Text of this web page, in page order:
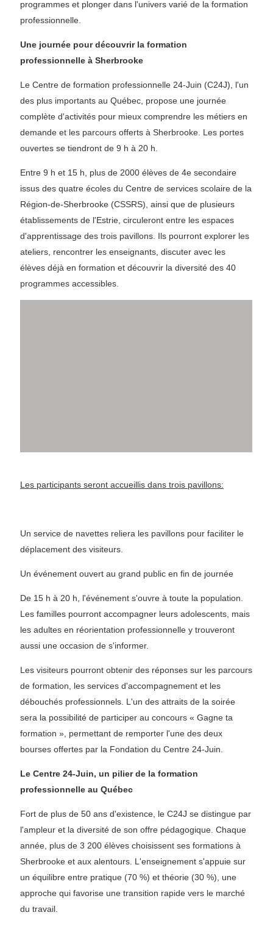
programmes et plonger dans l'univers varié de la formation
professionnelle.
Une journée pour découvrir la formation
professionnelle à Sherbrooke
Le Centre de formation professionnelle 24-Juin (C24J), l'un
des plus importants au Québec, propose une journée
complète d'activités pour mieux comprendre les métiers en
demande et les parcours offerts à Sherbrooke. Les portes
ouvertes se tiendront de 9 h à 20 h.
Entre 9 h et 15 h, plus de 2000 élèves de 4e secondaire
issus des quatre écoles du Centre de services scolaire de la
Région-de-Sherbrooke (CSSRS), ainsi que de plusieurs
établissements de l'Estrie, circuleront entre les espaces
d'apprentissage des trois pavillons. Ils pourront explorer les
ateliers, rencontrer les enseignants, discuter avec les
élèves déjà en formation et découvrir la diversité des 40
programmes accessibles.
Les participants seront accueillis dans trois pavillons:
Un service de navettes reliera les pavillons pour faciliter le
déplacement des visiteurs.
Un événement ouvert au grand public en fin de journée
De 15 h à 20 h, l'événement s'ouvre à toute la population.
Les familles pourront accompagner leurs adolescents, mais
les adultes en réorientation professionnelle y trouveront
aussi une occasion de s'informer.
Les visiteurs pourront obtenir des réponses sur les parcours
de formation, les services d'accompagnement et les
débouchés professionnels. L'un des attraits de la soirée
sera la possibilité de participer au concours « Gagne ta
formation », permettant de remporter l'une des deux
bourses offertes par la Fondation du Centre 24-Juin.
Le Centre 24-Juin, un pilier de la formation
professionnelle au Québec
Fort de plus de 50 ans d'existence, le C24J se distingue par
l'ampleur et la diversité de son offre pédagogique. Chaque
année, plus de 3 200 élèves choisissent ses formations à
Sherbrooke et aux alentours. L'enseignement s'appuie sur
un équilibre entre pratique (70 %) et théorie (30 %), une
approche qui favorise une transition rapide vers le marché
du travail.